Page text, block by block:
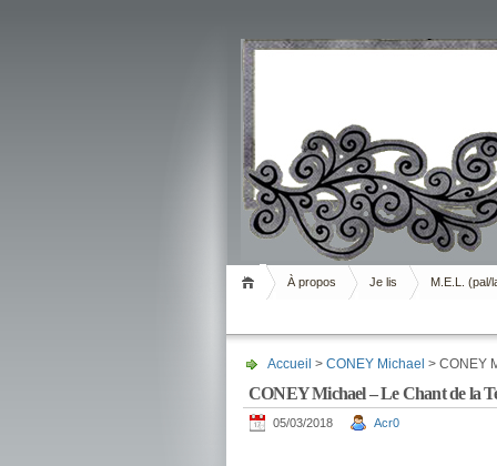
Livrement
À propos Je lis M.E.L. (pal/
Accueil > CONEY Michael > CONEY
CONEY Michael – Le Chant de la
05/03/2018 Acr0